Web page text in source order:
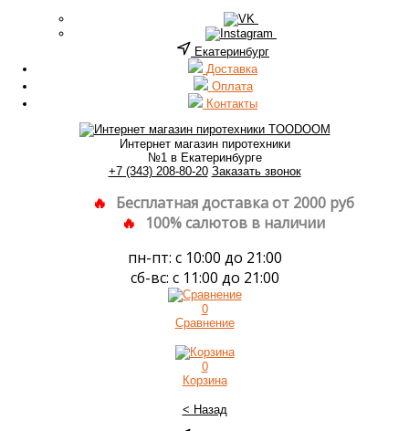
Екатеринбург
Доставка
Оплата
Контакты
Интернет магазин пиротехники
№1 в Екатеринбурге
+7 (343) 208-80-20 Заказать звонок
Бесплатная доставка от 2000 руб
100% салютов в наличии
пн-пт: с 10:00 до 21:00
сб-вс: с 11:00 до 21:00
0
Сравнение
0
Корзина
< Назад